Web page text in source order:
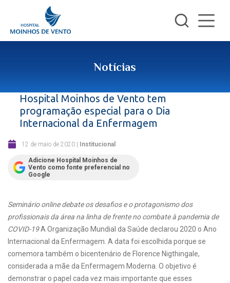
Notícias
Hospital Moinhos de Vento tem
programação especial para o Dia
Internacional da Enfermagem
12 de maio de 2020 | Institucional
Adicione Hospital Moinhos de
Vento como fonte preferencial no
Google
Seminário online debate os desafios e o protagonismo dos
profissionais da área na linha de frente no combate à pandemia de
COVID-19A Organização Mundial da Saúde declarou 2020 o Ano
Internacional da Enfermagem. A data foi escolhida porque se
comemora também o bicentenário de Florence Nigthingale,
considerada a mãe da Enfermagem Moderna. O objetivo é
demonstrar o papel cada vez mais importante que esses